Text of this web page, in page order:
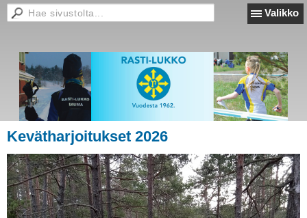
Valikko
Kevätharjoitukset 2026